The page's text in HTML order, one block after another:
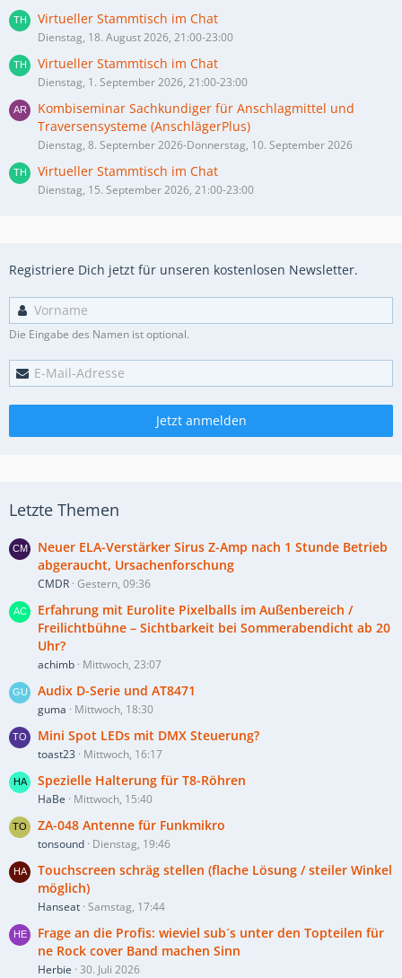
Virtueller Stammtisch im Chat
Dienstag, 18. August 2026, 21:00-23:00
Virtueller Stammtisch im Chat
Dienstag, 1. September 2026, 21:00-23:00
Kombiseminar Sachkundiger für Anschlagmittel und
Traversensysteme (AnschlägerPlus)
Dienstag, 8. September 2026-Donnerstag, 10. September 2026
Virtueller Stammtisch im Chat
Dienstag, 15. September 2026, 21:00-23:00
Registriere Dich jetzt für unseren kostenlosen Newsletter.
Die Eingabe des Namen ist optional.
Jetzt anmelden
Letzte Themen
Neuer ELA-Verstärker Sirus Z-Amp nach 1 Stunde Betrieb
abgeraucht, Ursachenforschung
CMDR Gestern, 09:36
Erfahrung mit Eurolite Pixelballs im Außenbereich /
Freilichtbühne – Sichtbarkeit bei Sommerabendicht ab 20
Uhr?
achimb Mittwoch, 23:07
Audix D-Serie und AT8471
guma Mittwoch, 18:30
Mini Spot LEDs mit DMX Steuerung?
toast23 Mittwoch, 16:17
Spezielle Halterung für T8-Röhren
HaBe Mittwoch, 15:40
ZA-048 Antenne für Funkmikro
tonsound Dienstag, 19:46
Touchscreen schräg stellen (flache Lösung / steiler Winkel
möglich)
Hanseat Samstag, 17:44
Frage an die Profis: wieviel sub´s unter den Topteilen für
ne Rock cover Band machen Sinn
Herbie 30. Juli 2026